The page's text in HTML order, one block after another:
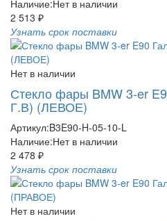
Наличие:Нет в наличии
2 513 ₽
Узнать срок поставки
Нет в наличии
Стекло фары BMW 3-er
Г.В) (ЛЕВОЕ)
Артикул:B3E90-H-05-10-L
Наличие:Нет в наличии
2 478 ₽
Узнать срок поставки
Нет в наличии